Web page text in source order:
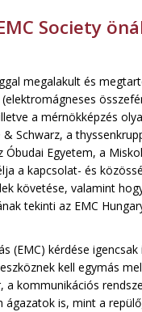
Society
megalakult és
(elektromágneses
a mérnökképzés
Schwarz, a
Egyetem, a
a kapcsolat- és
követése, valamint
tekinti az EMC
(EMC) kérdése
kell egymás
a kommunikációs
ágazatok is, mint a